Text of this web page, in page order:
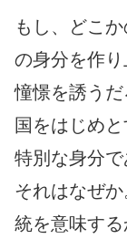
もし、どこ
の身分を作
憧憬を誘う
国をはじめ
特別な身分で
それはなぜ
統を意味する